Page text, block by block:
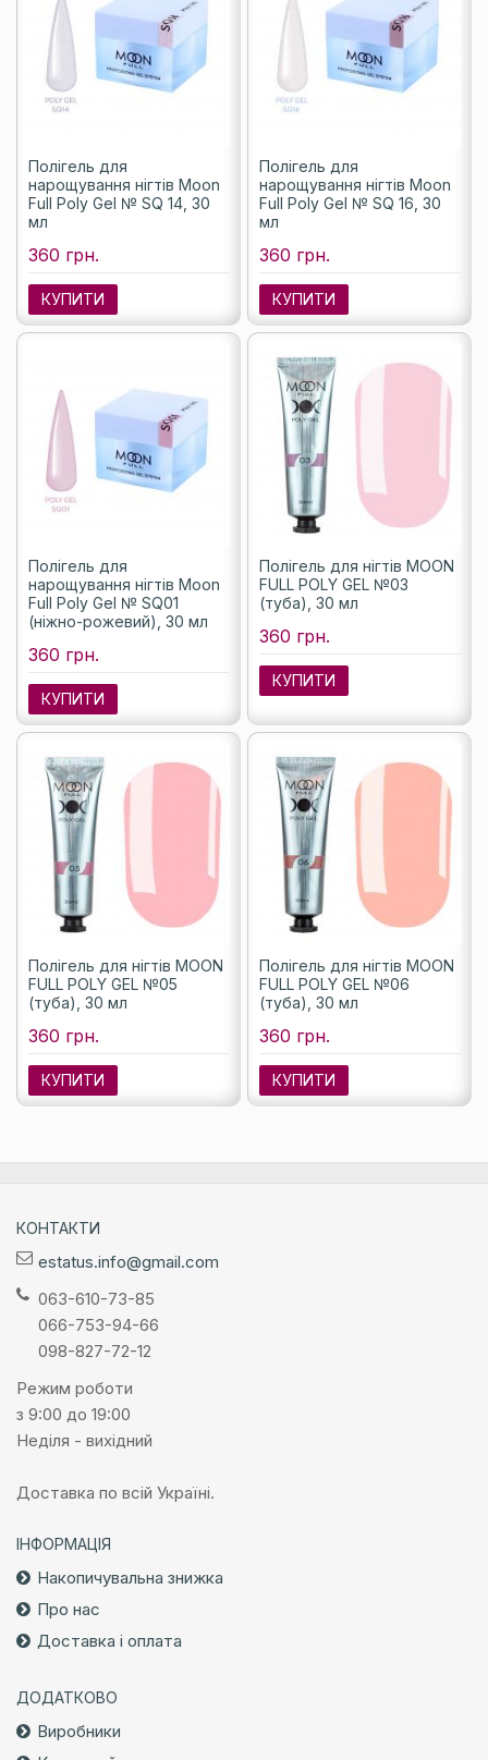
Полігель для
нарощування нігтів Moon
Full Poly Gel № SQ 14, 30
мл
360 грн.
КУПИТИ
Полігель для
нарощування нігтів Moon
Full Poly Gel № SQ 16, 30
мл
360 грн.
КУПИТИ
Полігель для
нарощування нігтів Moon
Full Poly Gel № SQ01
(ніжно-рожевий), 30 мл
360 грн.
КУПИТИ
Полігель для нігтів MOON
FULL POLY GEL №03
(туба), 30 мл
360 грн.
КУПИТИ
Полігель для нігтів MOON
FULL POLY GEL №05
(туба), 30 мл
360 грн.
КУПИТИ
Полігель для нігтів MOON
FULL POLY GEL №06
(туба), 30 мл
360 грн.
КУПИТИ
КОНТАКТИ
estatus.info@gmail.com
063-610-73-85
066-753-94-66
098-827-72-12
Режим роботи
з 9:00 до 19:00
Неділя - вихідний
Доставка по всій Україні.
ІНФОРМАЦІЯ
Накопичувальна знижка
Про нас
Доставка і оплата
ДОДАТКОВО
Виробники